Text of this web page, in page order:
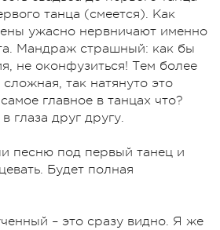
танца (смеется). Как
ужасно нервничают именно
Мандраж страшный: как бы
не оконфузиться! Тем более
так натянуто это
главное в танцах что?
глаза друг другу.
песню под первый танец и
Будет полная
– это сразу видно. Я же